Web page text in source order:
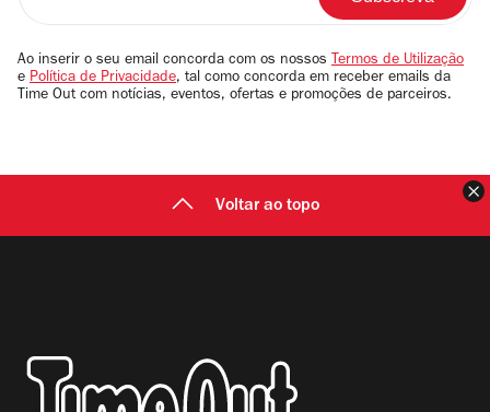
email
Ao inserir o seu email concorda com os nossos Termos de Utilização
e Política de Privacidade, tal como concorda em receber emails da
Time Out com notícias, eventos, ofertas e promoções de parceiros.
Voltar ao topo